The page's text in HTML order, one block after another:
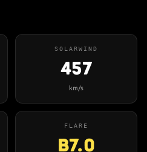
SOLARWIND
457
km/s
FLARE
B7.0